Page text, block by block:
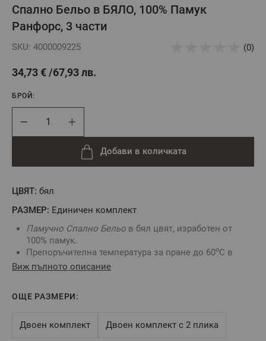
Спално Бельо в БЯЛО, 100% Памук
Ранфорс, 3 части
SKU: 4000009225 (0)
34,73 € 67,93 лв.
ЦВЯТ: бял
РАЗМЕР: Единичен комплект
Памучно Спално Бельо в бял цвят, изработен от
100% памук.
Препоръчителна температура за пране до 60оС в
перална машина
качества на Ранфорс, тъкан с до 4% свиваемост при
експлоатация.
Виж пълното описание
ОЩЕ РАЗМЕРИ:
Двоен комплект Двоен комплект с 2 плика
БРОЙ:
Добави в количката